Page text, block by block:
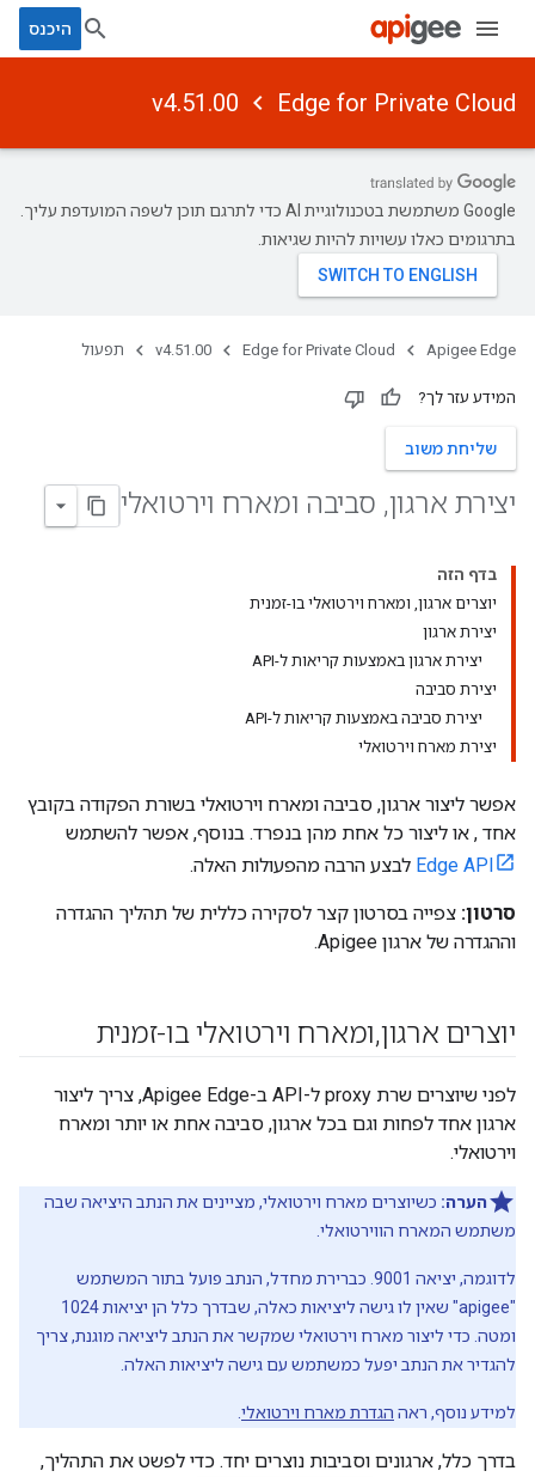
היכנס
Edge for Private Cloud
v4.51.00
‫Google משתמשת בטכנולוגיית AI כדי לתרגם תוכן לשפה המועדפת עליך.
בתרגומים כאלו עשויות להיות שגיאות.
Apigee Edge
Edge for Private Cloud
v4.51.00 תפעול
המידע עזר לך?
שליחת משוב
יצירת ארגון, סביבה ומארח וירטואלי
בדף הזה
יוצרים ארגון, ומארח וירטואלי בו-זמנית
יצירת ארגון
יצירת ארגון באמצעות קריאות ל-API
יצירת סביבה
יצירת סביבה באמצעות קריאות ל-API
יצירת מארח וירטואלי
אפשר ליצור ארגון, סביבה ומארח וירטואלי בשורת הפקודה בקובץ
אחד , או ליצור כל אחת מהן בנפרד. בנוסף, אפשר להשתמש
Edge API לבצע הרבה מהפעולות האלה.
סרטון: צפייה בסרטון קצר לסקירה כללית של תהליך ההגדרה
וההגדרה של ארגון Apigee.
יוצרים ארגון,ומארח וירטואלי בו-זמנית
לפני שיוצרים שרת proxy ל-API ב-Apigee Edge, צריך ליצור
ארגון אחד לפחות וגם בכל ארגון, סביבה אחת או יותר ומארח
וירטואלי.
הערה: כשיוצרים מארח וירטואלי, מציינים את הנתב היציאה שבה
משתמש המארח הווירטואלי.
לדוגמה, יציאה 9001. כברירת מחדל, הנתב פועל בתור המשתמש
"apigee" שאין לו גישה ליציאות כאלה, שבדרך כלל הן יציאות 1024
ומטה. כדי ליצור מארח וירטואלי שמקשר את הנתב ליציאה מוגנת, צריך
להגדיר את הנתב יפעל כמשתמש עם גישה ליציאות האלה.
למידע נוסף, ראה הגדרת מארח וירטואלי
בדרך כלל, ארגונים וסביבות נוצרים יחד. כדי לפשט את התהליך,